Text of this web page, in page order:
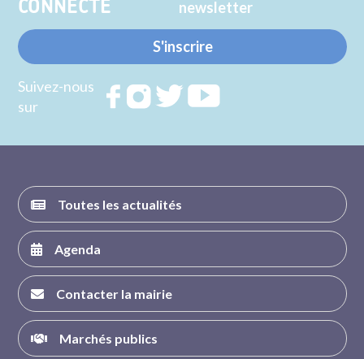
CONNECTE
newsletter
S'inscrire
Suivez-nous
sur
RejoignezRejoignezRejoignez
Toutes les actualités
Agenda
Contacter la mairie
Marchés publics